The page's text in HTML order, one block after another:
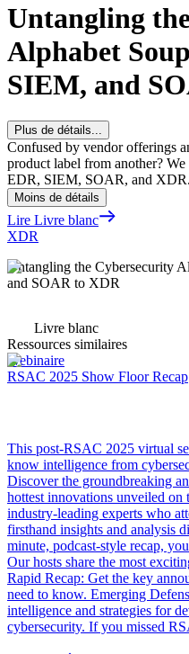
Untangling
Alphabet
SIEM, and
Plus de détails...
Confused by vendor offerings
product label from another?
EDR, SIEM, SOAR, and XDR.
Moins de détails
Lire Livre blanc
XDR
Untangling the Cybersecurity
and SOAR to XDR
Livre blanc
Ressources similaires
Webinaire
RSAC 2025 Show Floor Recap
This post-RSAC 2025 virtual
know intelligence from
Discover the groundbreaking
hottest innovations unveiled
industry-leading experts who
firsthand insights and analysis
minute, podcast-style recap,
Our hosts share the most
Rapid Recap: Get the key
need to know. Emerging
intelligence and strategies for
cybersecurity. If you missed